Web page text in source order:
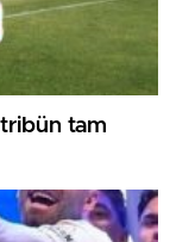
tribün tam